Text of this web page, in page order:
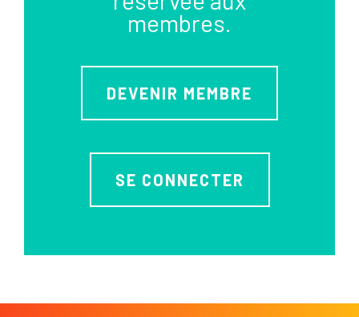
membres.
DEVENIR MEMBRE
SE CONNECTER